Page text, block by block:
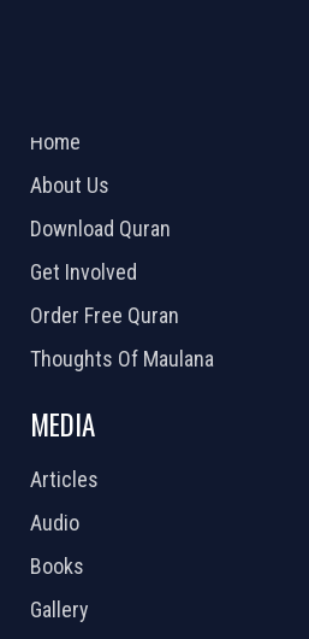
Home
About Us
Download Quran
Get Involved
Order Free Quran
Thoughts Of Maulana
MEDIA
Articles
Audio
Books
Gallery